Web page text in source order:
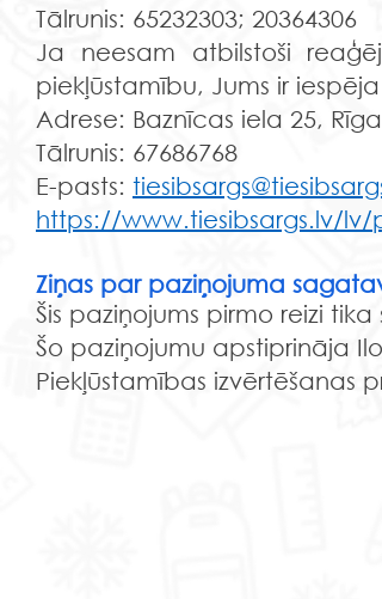
Tālrunis: 65232303; 20364306
Ja neesam atbilstoši
piekļūstamību, Jums ir
Adrese: Baznīcas iela 25, Rīga,
Tālrunis: 67686768
E-pasts:
https://www.tiesibsargs.lv/
Ziņas par paziņojuma
Šis paziņojums pirmo reizi tika
Šo paziņojumu apstiprināja
Piekļūstamības izvērtēšanas